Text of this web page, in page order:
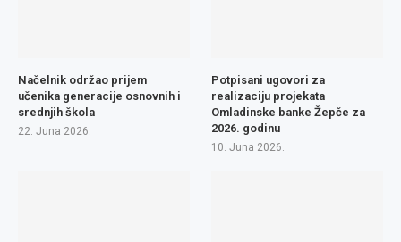
Načelnik održao prijem
učenika generacije osnovnih i
srednjih škola
22. Juna 2026.
Potpisani ugovori za
realizaciju projekata
Omladinske banke Žepče za
2026. godinu
10. Juna 2026.